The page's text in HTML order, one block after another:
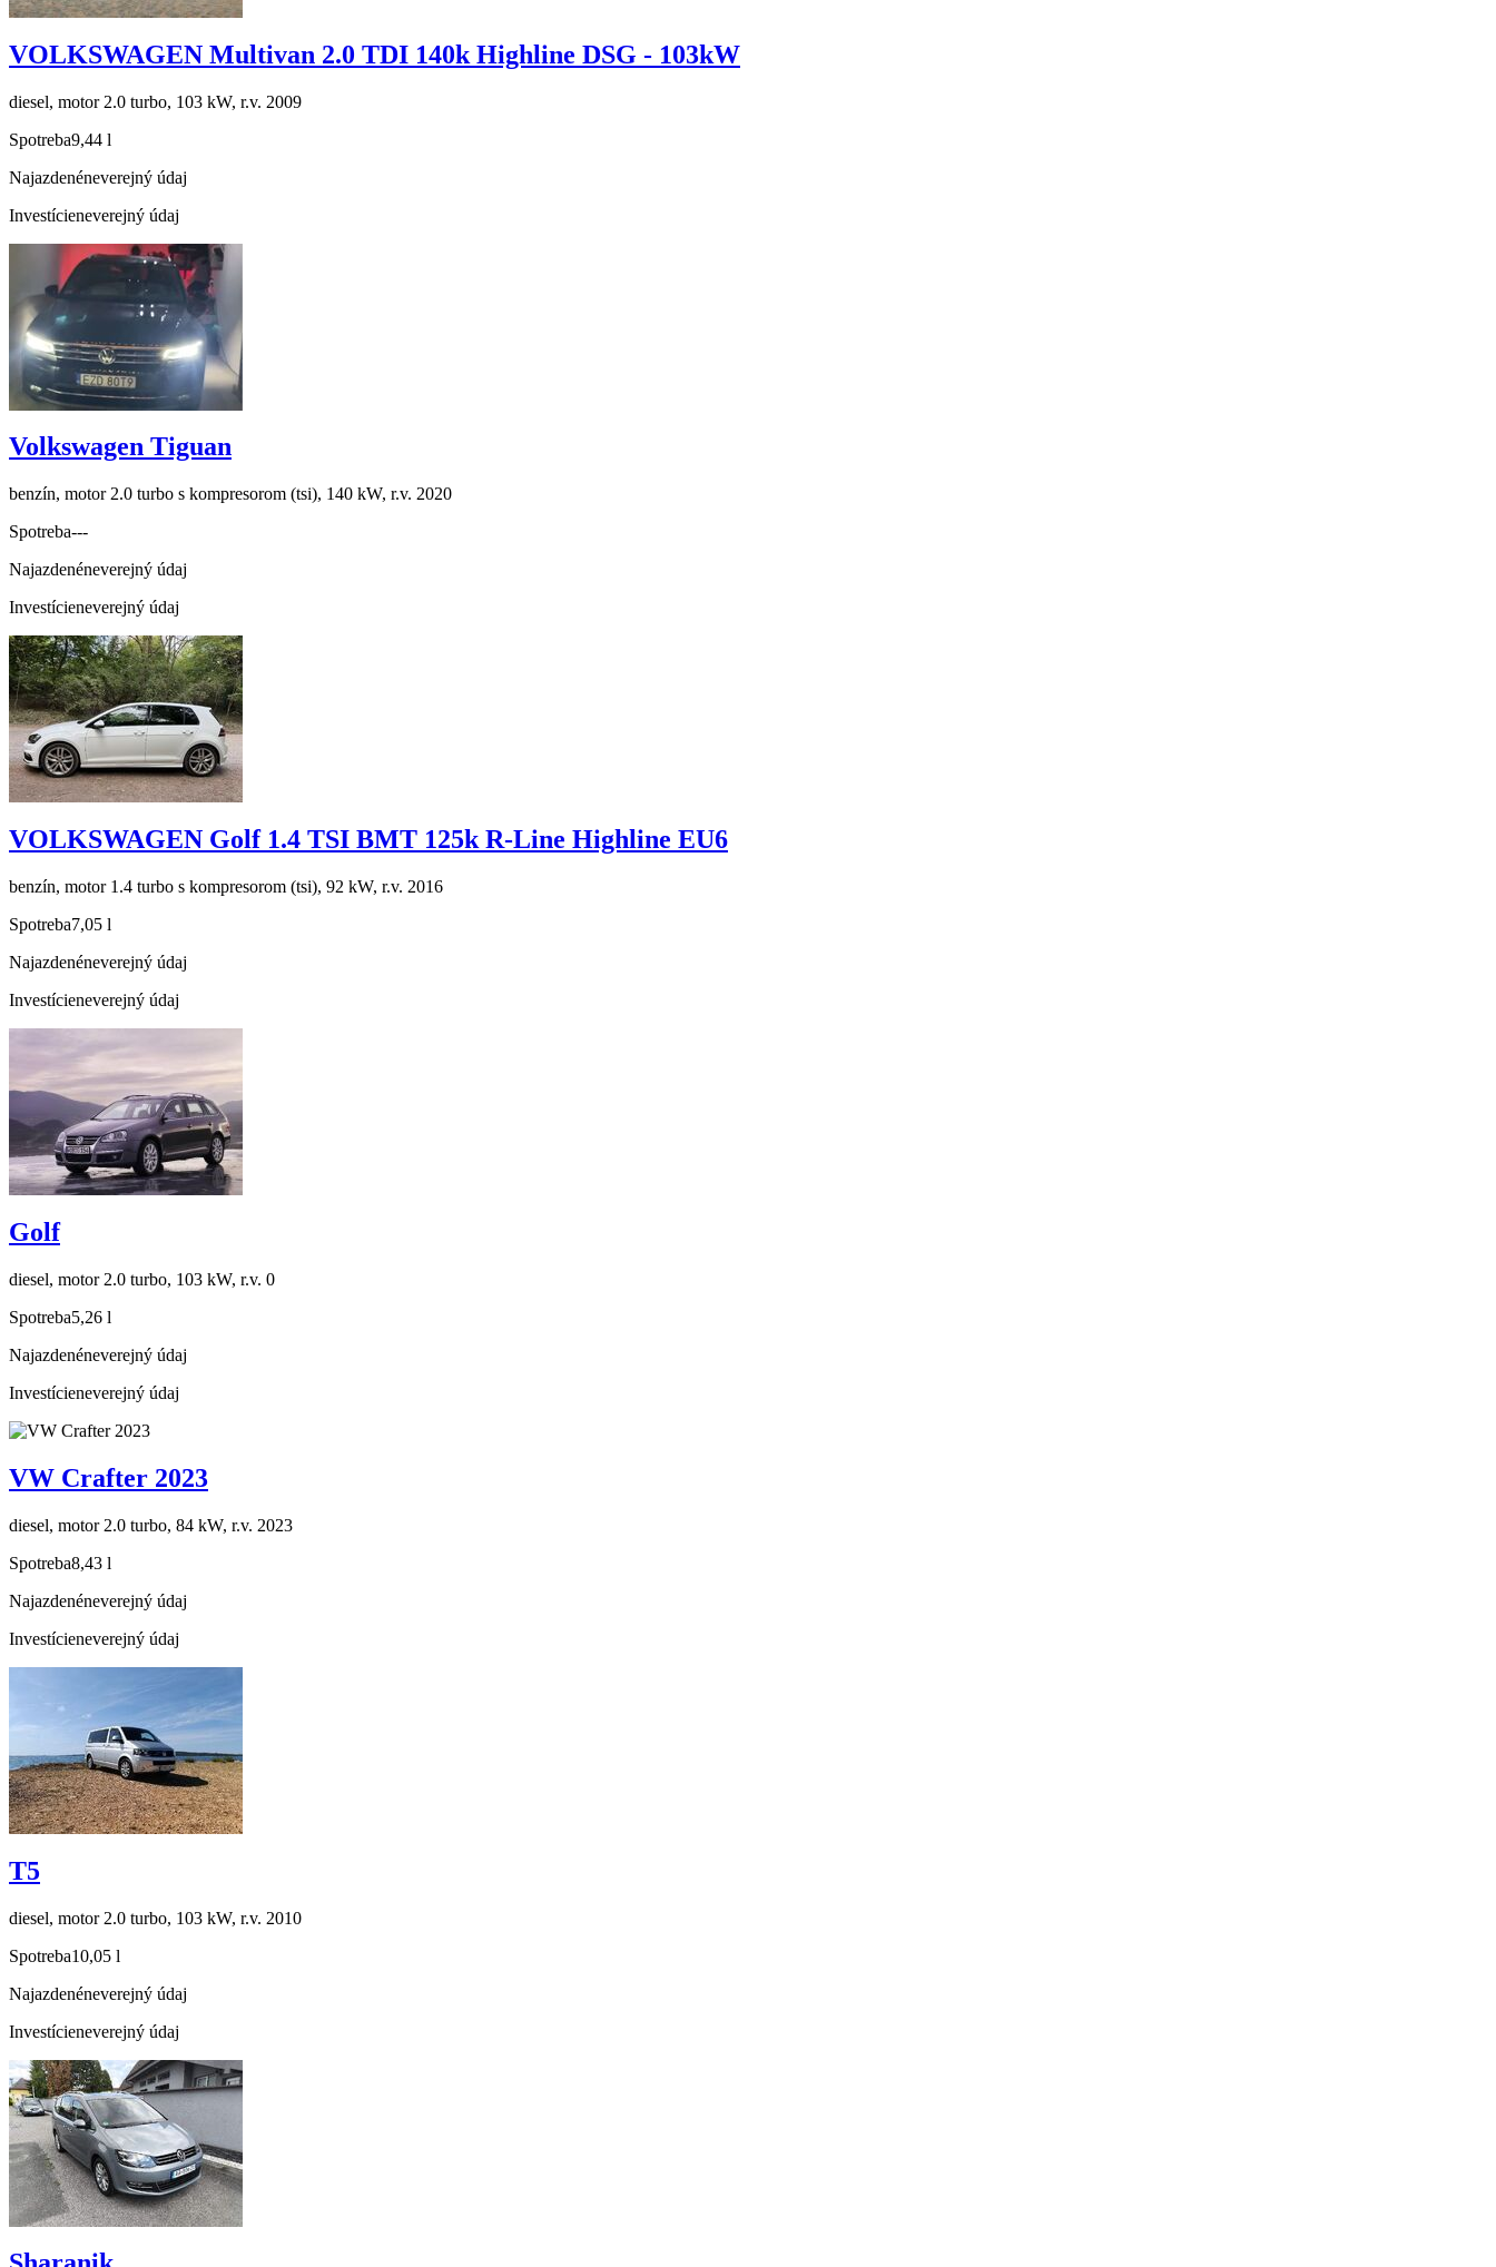
VOLKSWAGEN Multivan 2.0 TDI 140k Highline DSG - 103kW
diesel, motor 2.0 turbo, 103 kW, r.v. 2009
Spotreba9,44 l
Najazdenéneverejný údaj
Investícieneverejný údaj
Volkswagen Tiguan
benzín, motor 2.0 turbo s kompresorom (tsi), 140 kW, r.v. 2020
Spotreba---
Najazdenéneverejný údaj
Investícieneverejný údaj
VOLKSWAGEN Golf 1.4 TSI BMT 125k R-Line Highline EU6
benzín, motor 1.4 turbo s kompresorom (tsi), 92 kW, r.v. 2016
Spotreba7,05 l
Najazdenéneverejný údaj
Investícieneverejný údaj
Golf
diesel, motor 2.0 turbo, 103 kW, r.v. 0
Spotreba5,26 l
Najazdenéneverejný údaj
Investícieneverejný údaj
VW Crafter 2023
diesel, motor 2.0 turbo, 84 kW, r.v. 2023
Spotreba8,43 l
Najazdenéneverejný údaj
Investícieneverejný údaj
T5
diesel, motor 2.0 turbo, 103 kW, r.v. 2010
Spotreba10,05 l
Najazdenéneverejný údaj
Investícieneverejný údaj